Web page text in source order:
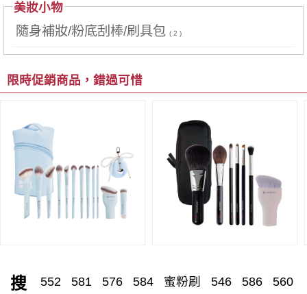
美妝小物
隨身補妝/粉底刮棒/刷具包 ( 2 )
限時促銷商品，錯過可惜
搜 552 581 576 584 蜜粉刷 546 586
560